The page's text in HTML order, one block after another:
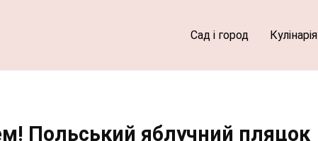
Сад і город Кулінарія
Польський яблучний пляцок